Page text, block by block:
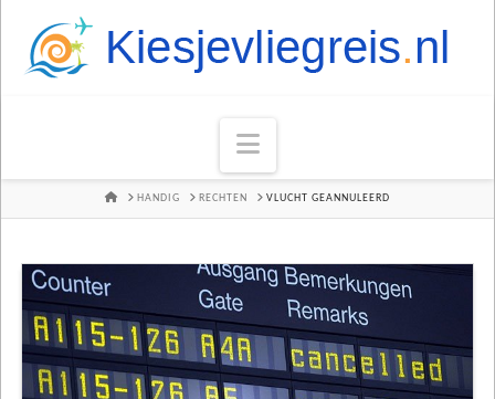
Navigation
HOMEHANDIG RECHTEN VLUCHT GEANNULEERD